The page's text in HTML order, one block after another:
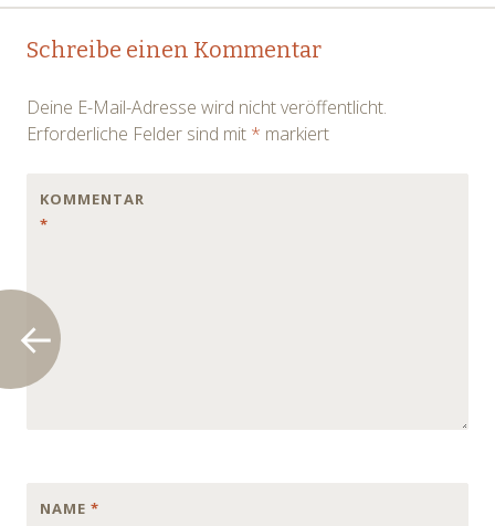
Post
Schreibe einen Kommentar
Deine E-Mail-Adresse wird nicht veröffentlicht.
Erforderliche Felder sind mit * markiert
KOMMENTAR
*
NAME *